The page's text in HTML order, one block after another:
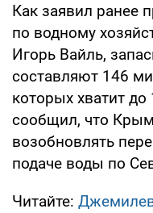
Как заявил ранее
по водному
Игорь Вайль,
составляют 146
которых хватит
сообщил, что Крым
возобновлять
подаче воды по
Читайте: